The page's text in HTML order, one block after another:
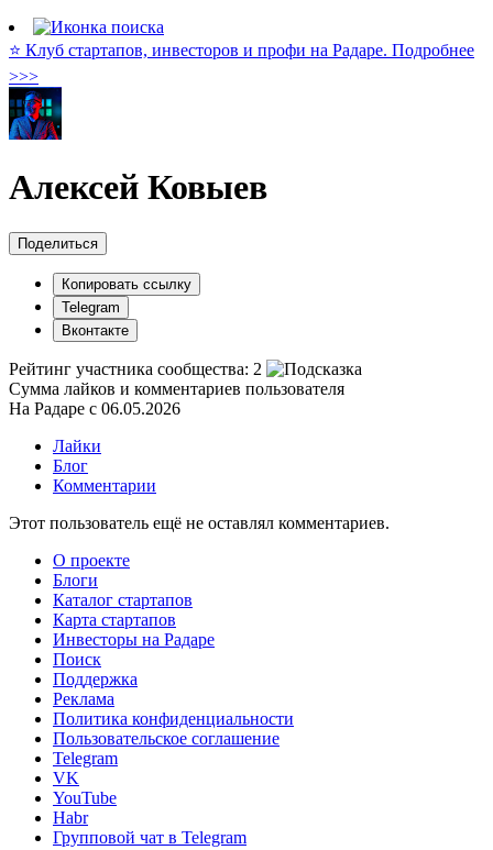
⭐️ Клуб стартапов, инвесторов и профи на Радаре. Подробнее
>>>
Алексей Ковыев
Поделиться
Копировать ссылку
Telegram
Вконтакте
Рейтинг участника сообщества: 2
Сумма лайков и комментариев пользователя
На Радаре с 06.05.2026
Лайки
Блог
Комментарии
Этот пользователь ещё не оставлял комментариев.
О проекте
Блоги
Каталог стартапов
Карта стартапов
Инвесторы на Радаре
Поиск
Поддержка
Реклама
Политика конфиденциальности
Пользовательское соглашение
Telegram
VK
YouTube
Habr
Групповой чат в Telegram